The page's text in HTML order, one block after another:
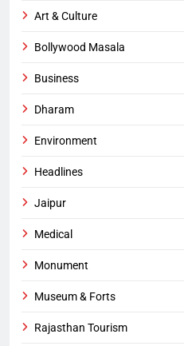
Art & Culture
Bollywood Masala
Business
Dharam
Environment
Headlines
Jaipur
Medical
Monument
Museum & Forts
Rajasthan Tourism